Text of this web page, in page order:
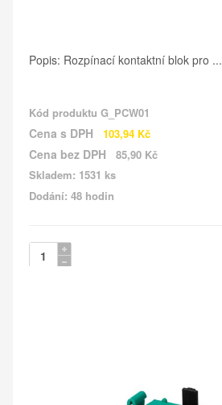
Popis: Rozpínací kontaktní blok pro ...
Kód produktu G_PCW01
Cena s DPH 103,94 Kč
Cena bez DPH
85,90 Kč
Skladem: 1531 ks
Dodání: 48 hodin